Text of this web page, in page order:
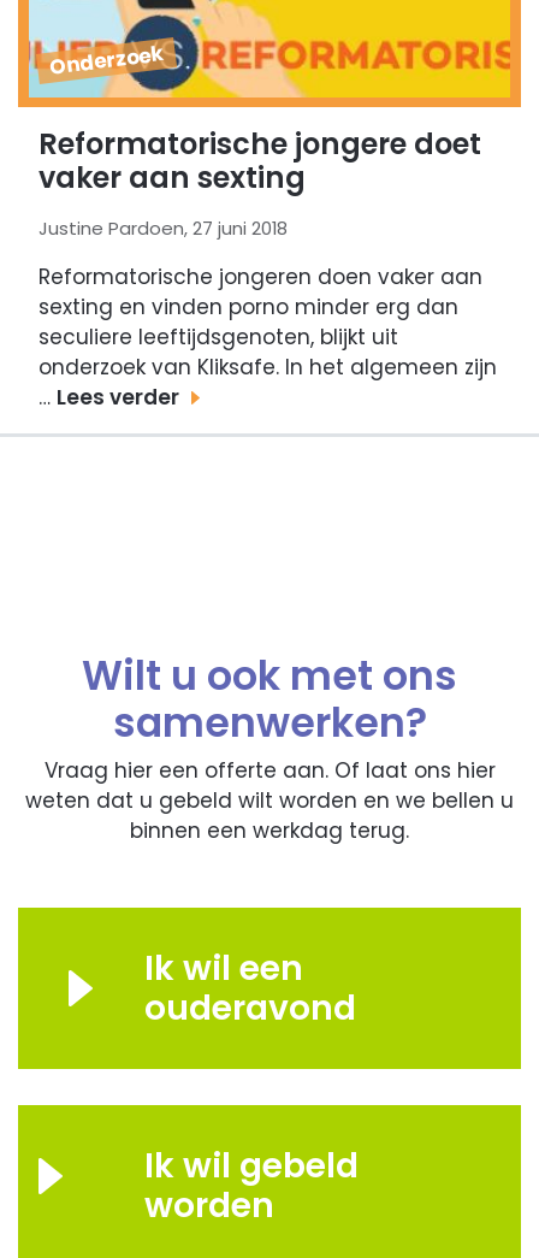
Onderzoek
Reformatorische jongere doet
vaker aan sexting
Justine Pardoen, 27 juni 2018
Reformatorische jongeren doen vaker aan
sexting en vinden porno minder erg dan
seculiere leeftijdsgenoten, blijkt uit
onderzoek van Kliksafe. In het algemeen zijn
… Lees verder
Wilt u ook met ons
samenwerken?
Vraag hier een offerte aan. Of laat ons hier
weten dat u gebeld wilt worden en we bellen u
binnen een werkdag terug.
Ik wil een
ouderavond
Ik wil gebeld
worden